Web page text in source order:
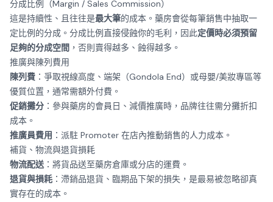
分成比例（Margin / Sales Commission）
這是持續性、且往往是最大筆的成本。藥房會從每筆銷售中抽取一
定比例的分成。分成比例直接侵蝕你的毛利，因此定價時必須預留
足夠的分成空間 ，否則賣得越多、蝕得越多。
推廣與陳列費用
陳列費 ：爭取視線高度、端架（Gondola End）或母嬰/美妝專區等
優質位置，通常需額外付費。
促銷攤分 ：參與藥房的會員日、減價推廣時，品牌往往需分攤折扣
成本。
推廣員費用 ：派駐 Promoter 在店內推動銷售的人力成本。
補貨、物流與退貨損耗
物流配送 ：將貨品送至藥房倉庫或分店的運費。
退貨與損耗 ：滯銷品退貨、臨期品下架的損失，是最易被忽略卻真
實存在的成本。